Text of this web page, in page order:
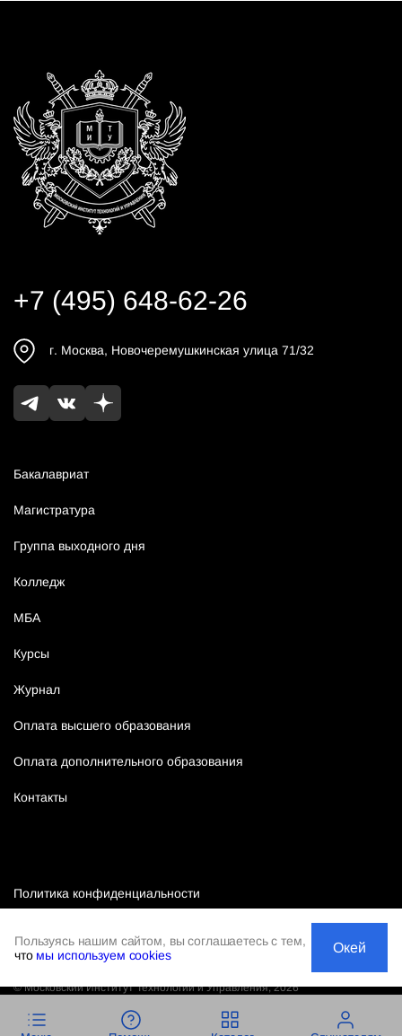
Пользуясь нашим сайтом, вы соглашаетесь с тем,
что мы используем cookies Окей
Политика конфиденциальности
Бакалавриат
Магистратура
Группа выходного дня
Колледж
МБА
Курсы
Журнал
Оплата высшего образования
Оплата дополнительного образования
Контакты
+7 (495) 648-62-26
г. Москва, Новочеремушкинская улица 71/32
©Московский Институт Технологий и Управления,2026